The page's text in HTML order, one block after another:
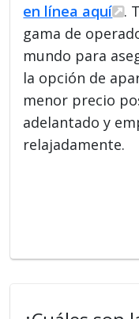
en línea aquí
.
gama de
mundo para
la opción de
menor precio
adelantado y
relajadamente.